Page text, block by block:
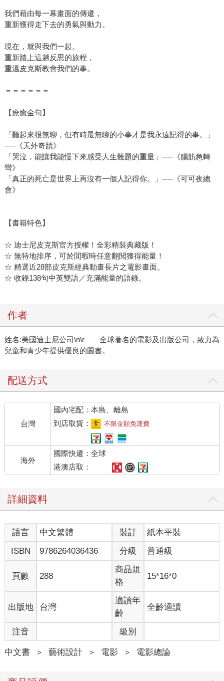
我們藉由每一幕畫面的傳遞，
重新獲得走下去的勇氣與動力。
現在，就與我們一起。
重新踏上這趟反思的旅程，
重溫皮克斯教會我們的事。
＝＝＝＝＝＝
【療癒金句】
「聽起來很無聊，但有時最無聊的小事才是我永遠記得的事。」
──《天外奇蹟》
「哭泣，能讓我能慢下來感受人生難題的重量」──《腦筋急轉
彎》
「真正的死亡是世界上再沒有一個人記得你。」──《可可夜總
會》
【書籍特色】
☆ 迪士尼皮克斯官方授權！全彩精裝典藏版！
☆ 無特地排序，可於閒暇時任意翻閱獲得能量！
☆ 精選近28部皮克斯經典動畫長片之電影畫面。
☆ 收錄138句中英雙語／充滿能量的語錄。
作者
姓名:美國迪士尼公司\n\r 全球著名的電影及出版公司，致力為
兒童和青少年提供優良的圖書。
配送方式
台灣
國內宅配：本島、離島
到店取貨：
不限金額免運費
海外
國際快遞：全球
港澳店取：
詳細資料
語言 中文繁體 裝訂
紙本平裝
ISBN
9786264036436 分級 普通級
頁數 288
商品規
格
15*16*0
出版地 台灣
適讀年
齡
全齡適讀
注音 級別
中文書 ＞ 藝術設計 ＞ 電影 ＞ 電影總論